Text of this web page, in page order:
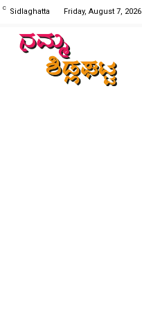
C Sidlaghatta Friday, August 7, 2026